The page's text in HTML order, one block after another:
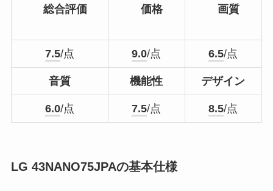
総合評価 価格 画質
7.5/点 9.0/点 6.5/点
音質 機能性 デザイン
6.0/点 7.5/点 8.5/点
LG 43NANO75JPAの基本仕様